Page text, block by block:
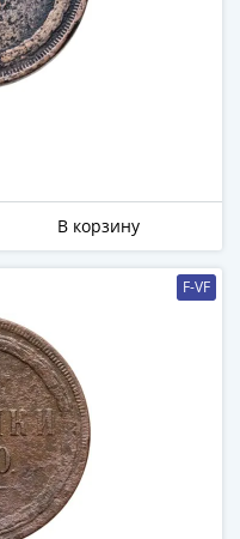
В корзину
F-VF